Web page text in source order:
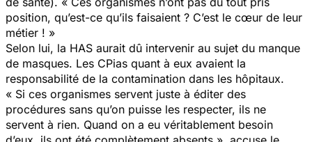
position, qu’est-ce qu’ils faisaient ? C’est le cœur de leur
métier ! »
Selon lui, la HAS aurait dû intervenir au sujet du manque
de masques. Les CPias quant à eux avaient la
responsabilité de la contamination dans les hôpitaux.
« Si ces organismes servent juste à éditer des
procédures sans qu’on puisse les respecter, ils ne
servent à rien. Quand on a eu véritablement besoin